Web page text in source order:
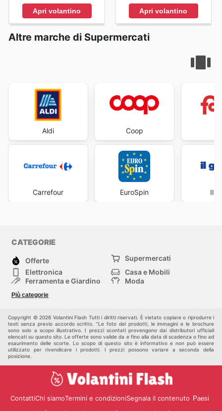
Apri volantino Apri volantino
Altre marche di Supermercati
Aldi
Carrefour
Coop
EuroSpin Il
CATEGORIE
Offerte
Supermercati
Elettronica
Casa e Mobili
Ferramenta e Giardino
Moda
Bambini e Neonati
Più categorie
Copyright © 2026 Volantini Flash Tutti i diritti riservati. È vietato copiare o riprodurre i
testi senza previo accordo scritto. "Le foto dei prodotti, le immagini e le brochure
sono solo a scopo illustrativo. I prezzi scontati provengono dai distributori ufficiali
elencati su questo sito. Le offerte sono valide da e fino alla data di scadenza o fino ad
esaurimento delle scorte. Lo scopo di questo sito è informativo e non può essere
utilizzato per rivendicare i prodotti. I prezzi possono variare a seconda della
posizione.
ContattiChi siamoTermini e condizioniSegnala il contenuto Paesi